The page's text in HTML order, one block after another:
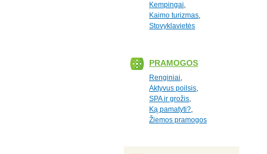
Kempingai,
Kaimo turizmas,
Stovyklavietės
PRAMOGOS
Renginiai,
Aktyvus poilsis,
SPA ir grožis,
Ką pamatyti?,
Žiemos pramogos